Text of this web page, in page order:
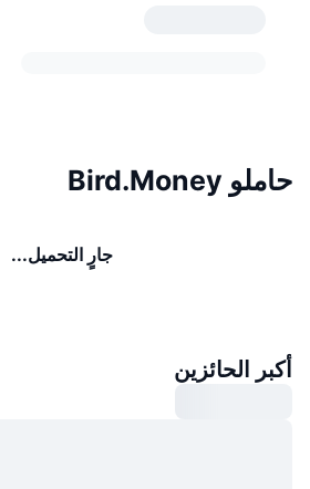
حاملو Bird.Money
جارٍ التحميل...
أكبر الحائزين